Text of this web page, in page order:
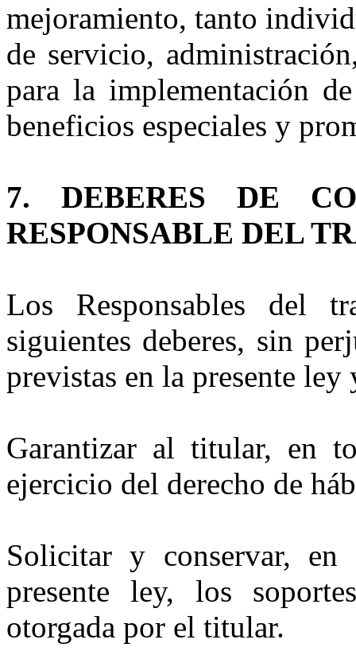
mejoramiento, tanto
de servicio,
para la implementación
beneficios especiales y
7. DEBERES DE
RESPONSABLE DEL
Los Responsables del
siguientes deberes, sin
previstas en la presente
Garantizar al titular, en
ejercicio del derecho de
Solicitar y conservar, en
presente ley, los
otorgada por el titular.